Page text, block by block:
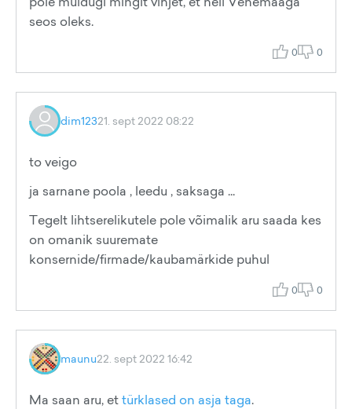
seos oleks.
0 0
dim12321. sept 2022 08:22
to veigo
ja sarnane poola , leedu , saksaga ...
Tegelt lihtserelikutele pole võimalik aru saada kes
on omanik suuremate
konsernide/firmade/kaubamärkide puhul
0 0
maunu22. sept 2022 16:42
Ma saan aru, ettürklased on asja taga.